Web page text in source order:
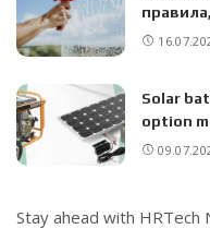
Solar
option
Stay ahead with HRTech